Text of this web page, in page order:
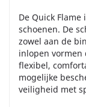
De Quick
schoenen. De
zowel aan de
inlopen vormen
flexibel,
mogelijke
veiligheid met